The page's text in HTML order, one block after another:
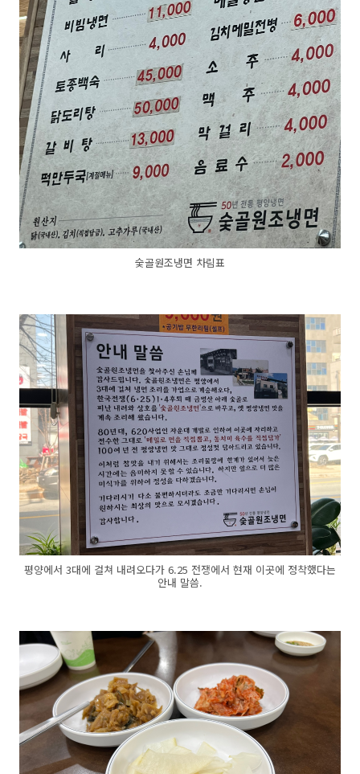
숯골원조냉면 차림표
평양에서 3대에 걸쳐 내려오다가 6.25 전쟁에서 현재 이곳에 정착했다는
안내 말씀.